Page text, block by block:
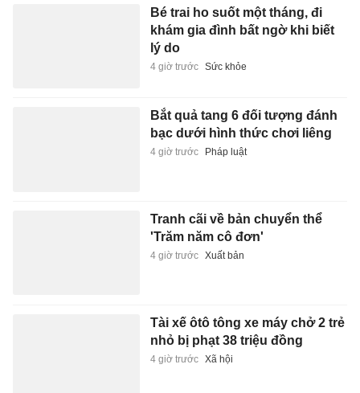
Bé trai ho suốt một tháng, đi
khám gia đình bất ngờ khi biết
lý do
4 giờ trước Sức khỏe
Bắt quả tang 6 đối tượng đánh
bạc dưới hình thức chơi liêng
4 giờ trước Pháp luật
Tranh cãi về bản chuyển thể
'Trăm năm cô đơn'
4 giờ trước Xuất bản
Tài xế ôtô tông xe máy chở 2 trẻ
nhỏ bị phạt 38 triệu đồng
4 giờ trước Xã hội